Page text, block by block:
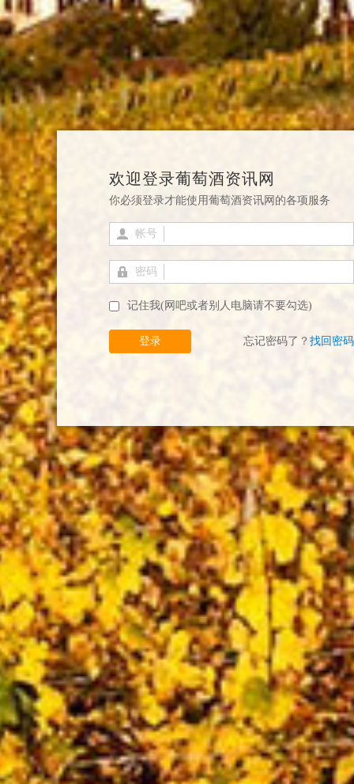
欢迎登录葡萄酒资讯网
你必须登录才能使用葡萄酒资讯网的各项服务
帐号
密码
记住我(网吧或者别人电脑请不要勾选)
登录 忘记密码了？ 找回密码